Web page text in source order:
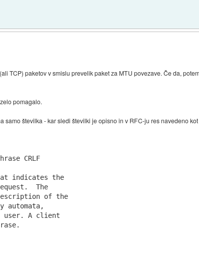
TCP) paketov v smislu prevelik paket za MTU povezave. Če da,
pomagalo.
samo številka - kar sledi številki je opisno in v RFC-ju res navedeno kot
CRLF
indicates the
The
of the
automata,
user. A client